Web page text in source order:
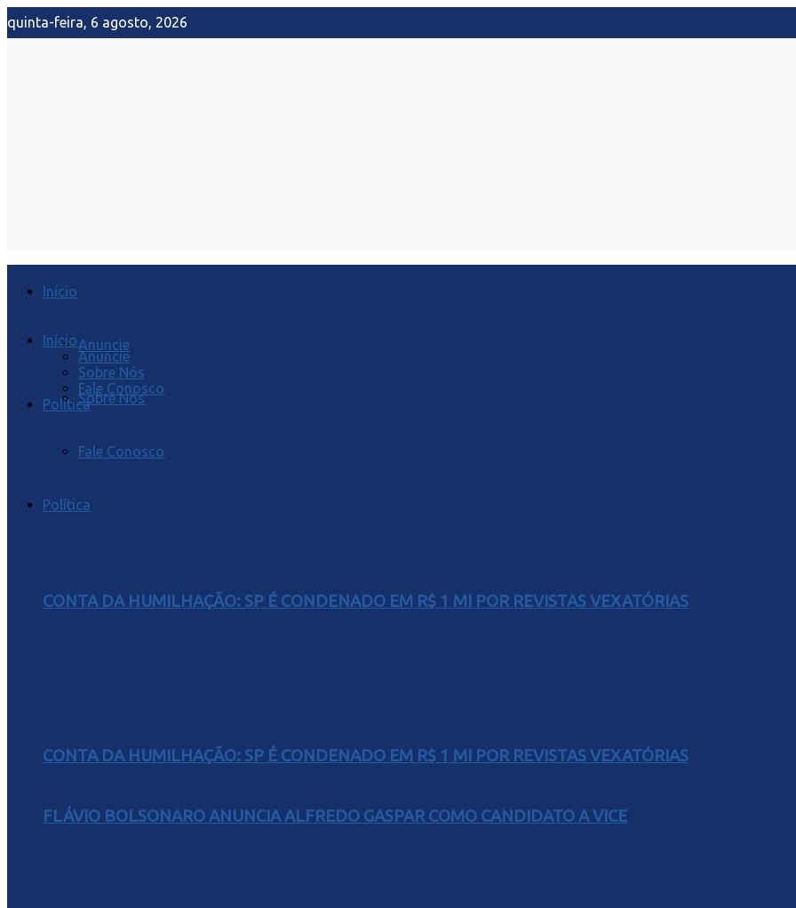
quinta-feira, 6 agosto, 2026
Início
Anuncie
Sobre Nós
Fale Conosco
Política
CONTA DA HUMILHAÇÃO: SP É CONDENADO EM R$ 1 MI POR REVISTAS VEXATÓRIAS
Início
Anuncie
Sobre Nós
Fale Conosco
Política
CONTA DA HUMILHAÇÃO: SP É CONDENADO EM R$ 1 MI POR REVISTAS VEXATÓRIAS
FLÁVIO BOLSONARO ANUNCIA ALFREDO GASPAR COMO CANDIDATO A VICE